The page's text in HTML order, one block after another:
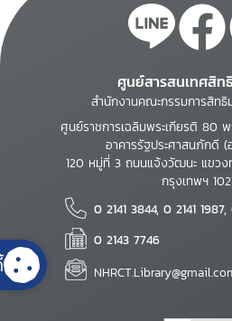
ศูนย์สารสนเทศสิ
สำนักงานคณะกรรมการสิท
ศูนย์ราชการเฉลิมพระเกียรติ 80
อาคารรัฐประศาสนภักดี
120 หมู่ที่ 3 ถนนแจ้งวัฒนะ แขว
กรุงเทพฯ
0 2141 3844, 0 2141 1987,
0 2143 7746